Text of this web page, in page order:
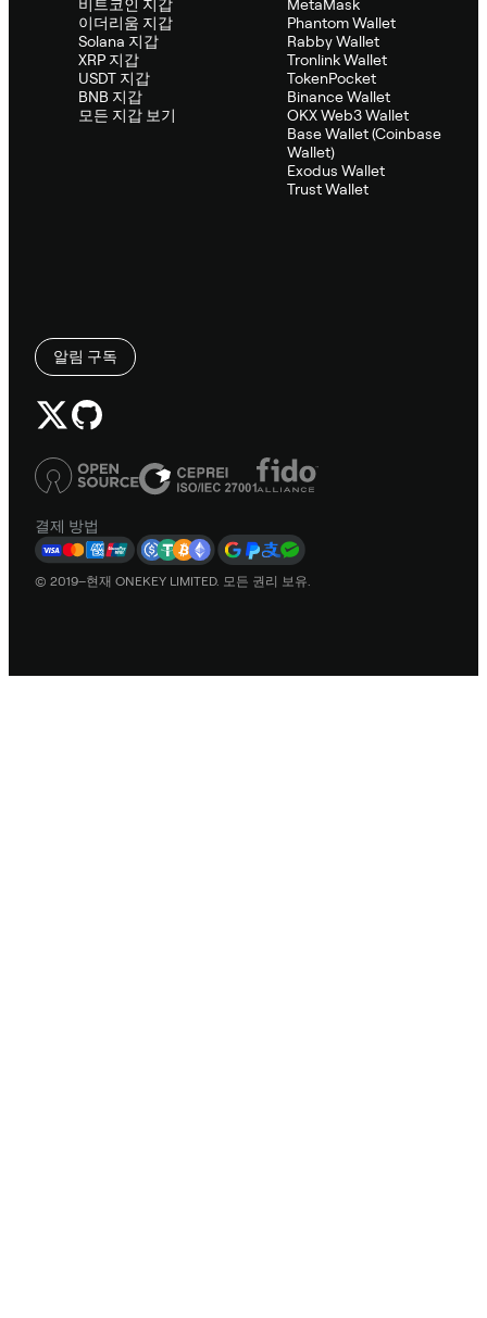
비트코인 지갑
이더리움 지갑
Solana 지갑
XRP 지갑
USDT 지갑
BNB 지갑
모든 지갑 보기
MetaMask
Phantom Wallet
Rabby Wallet
Tronlink Wallet
TokenPocket
Binance Wallet
OKX Web3 Wallet
Base Wallet (Coinbase
Wallet)
Exodus Wallet
Trust Wallet
알림 구독
결제 방법
© 2019–현재 ONEKEY LIMITED. 모든 권리 보유.